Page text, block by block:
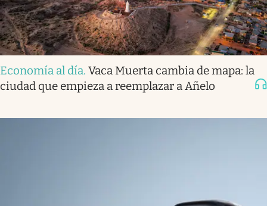
Economía al día. Vaca Muerta cambia de mapa: la
ciudad que empieza a reemplazar a Añelo